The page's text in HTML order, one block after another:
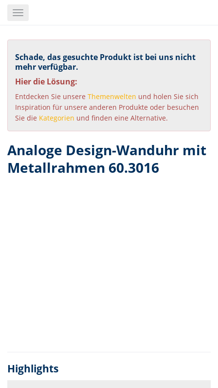
content
Toggle
Schade, das gesuchte Produkt ist bei uns nicht
mehr verfügbar.
Hier die Lösung:
Entdecken Sie unsere Themenwelten und holen Sie sich
Inspiration für unsere anderen Produkte oder besuchen
Sie die Kategorien und finden eine Alternative.
Analoge Design-Wanduhr mit
Metallrahmen 60.3016
Highlights